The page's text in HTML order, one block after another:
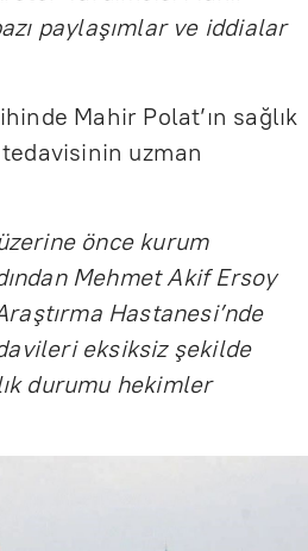
paylaşımlar ve iddialar
Mahir Polat’ın sağlık
uzman
önce kurum
Mehmet Akif Ersoy
Hastanesi’nde
eksiksiz şekilde
durumu hekimler